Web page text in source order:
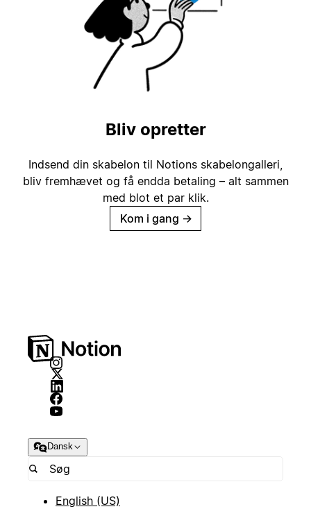
Bliv opretter
Indsend din skabelon til Notions skabelongalleri,
bliv fremhævet og få endda betaling – alt sammen
med blot et par klik.
Kom i gang →
Dansk
English (US)